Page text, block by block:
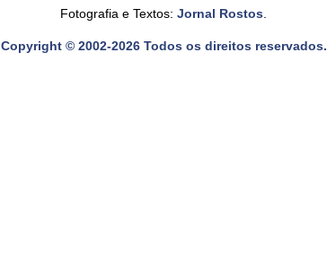
Fotografia e Textos: Jornal Rostos
Copyright © 2002-2026 Todos os direitos reservados.